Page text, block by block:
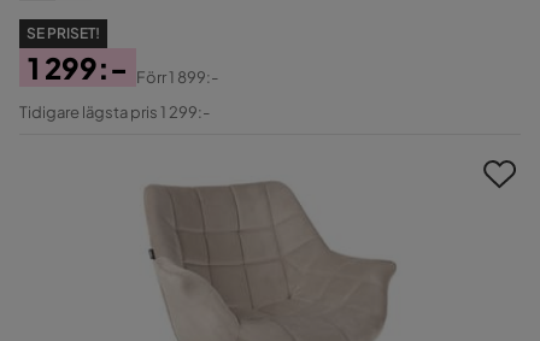
SE PRISET!
Pris
1 299:-
Original
Förr1 899:-
Tidigare lägsta pris 1 299:-